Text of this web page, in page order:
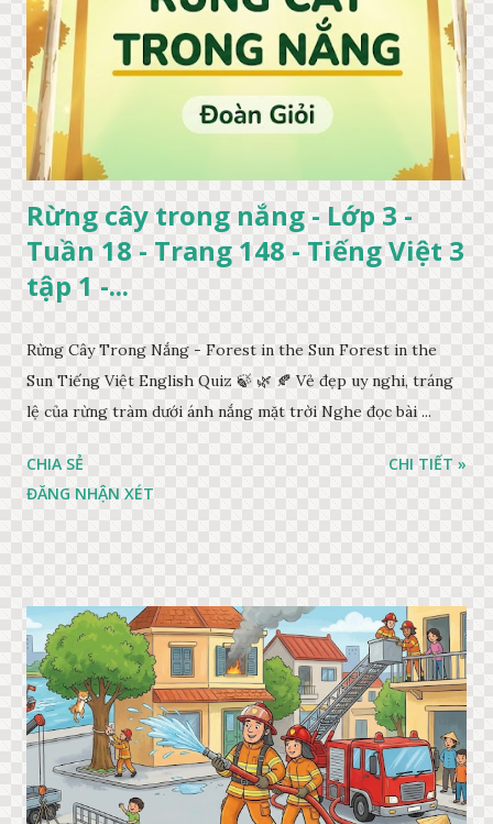
Rừng cây trong nắng - Lớp 3 -
Tuần 18 - Trang 148 - Tiếng Việt 3
tập 1 -...
Rừng Cây Trong Nắng - Forest in the Sun Forest in the
Sun Tiếng Việt English Quiz 🍃 🌿 🍂 Vẻ đẹp uy nghi, tráng
lệ của rừng tràm dưới ánh nắng mặt trời Nghe đọc bài ...
CHIA SẺ
ĐĂNG NHẬN XÉT
CHI TIẾT »